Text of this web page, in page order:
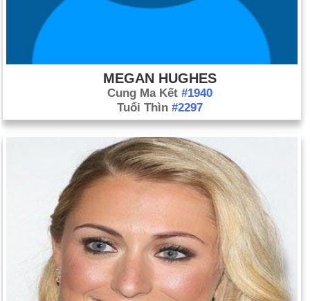
MEGAN HUGHES
Cung Ma Kết #1940
Tuổi Thìn #2297